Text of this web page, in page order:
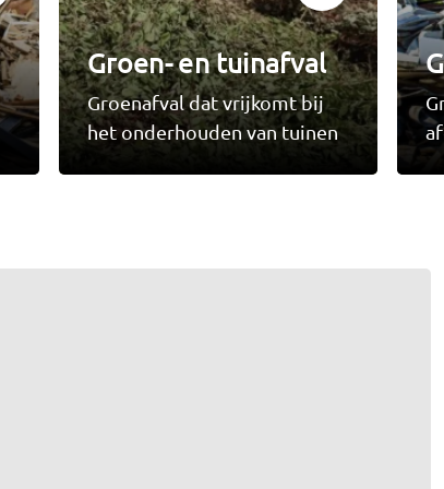
Groen- en tuinafval
Groenafval dat vrijkomt bij
het onderhouden van tuinen